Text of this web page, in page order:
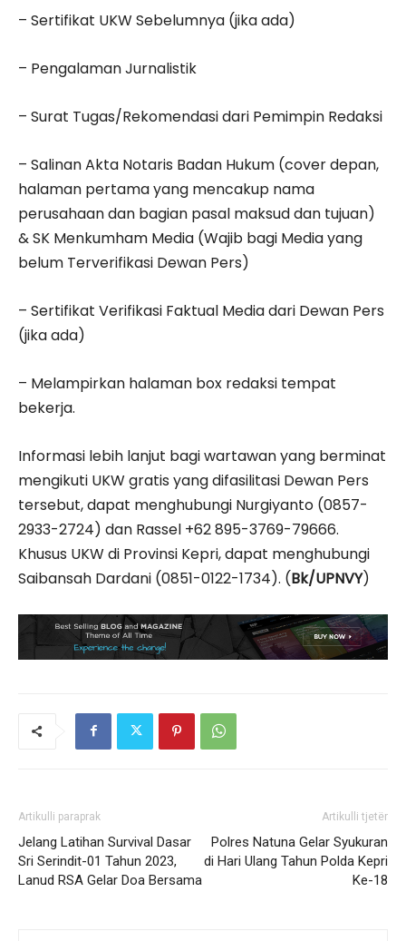
– Sertifikat UKW Sebelumnya (jika ada)
– Pengalaman Jurnalistik
– Surat Tugas/Rekomendasi dari Pemimpin Redaksi
– Salinan Akta Notaris Badan Hukum (cover depan,
halaman pertama yang mencakup nama
perusahaan dan bagian pasal maksud dan tujuan)
& SK Menkumham Media (Wajib bagi Media yang
belum Terverifikasi Dewan Pers)
– Sertifikat Verifikasi Faktual Media dari Dewan Pers
(jika ada)
– Melampirkan halaman box redaksi tempat
bekerja.
Informasi lebih lanjut bagi wartawan yang berminat
mengikuti UKW gratis yang difasilitasi Dewan Pers
tersebut, dapat menghubungi Nurgiyanto (0857-
2933-2724) dan Rassel +62 895-3769-79666.
Khusus UKW di Provinsi Kepri, dapat menghubungi
Saibansah Dardani (0851-0122-1734). (Bk/UPNVY)
Artikulli paraprak
Jelang Latihan Survival Dasar
Sri Serindit-01 Tahun 2023,
Lanud RSA Gelar Doa Bersama
Artikulli tjetër
Polres Natuna Gelar Syukuran
di Hari Ulang Tahun Polda Kepri
Ke-18